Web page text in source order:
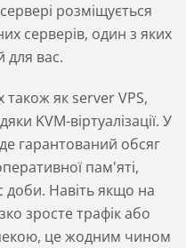
розміщується
серверів, один з яких
для вас.
також як server VPS,
KVM-віртуалізації. У
гарантований обсяг
пам'яті,
доби. Навіть якщо на
зросте трафік або
це жодним чином